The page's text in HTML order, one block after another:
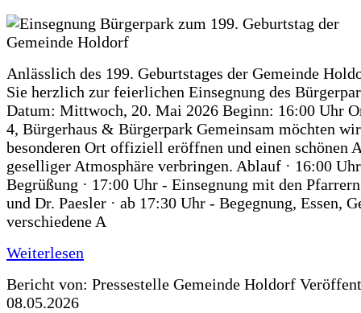
Anlässlich des 199. Geburtstages der Gemeinde
Sie herzlich zur feierlichen Einsegnung des
Datum: Mittwoch, 20. Mai 2026 Beginn: 16:00 Uhr
4, Bürgerhaus & Bürgerpark Gemeinsam möchten
besonderen Ort offiziell eröffnen und einen schönen
geselliger Atmosphäre verbringen. Ablauf · 16:00
Begrüßung · 17:00 Uhr - Einsegnung mit den
und Dr. Paesler · ab 17:30 Uhr - Begegnung, Essen,
verschiedene A
Weiterlesen
Bericht von: Pressestelle Gemeinde Holdorf
08.05.2026